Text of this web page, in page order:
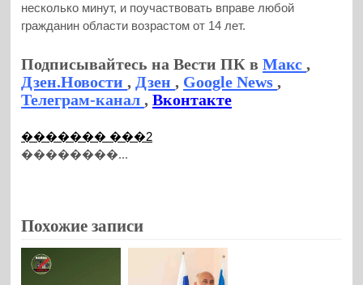
несколько минут, и поучаствовать вправе любой
гражданин области возрастом от 14 лет.
Подписывайтесь на Вести ПК вМакс,
Дзен.Новости, Дзен, Google News,
Телеграм-канал,Вконтакте
������� ���2
��������...
Похожие записи